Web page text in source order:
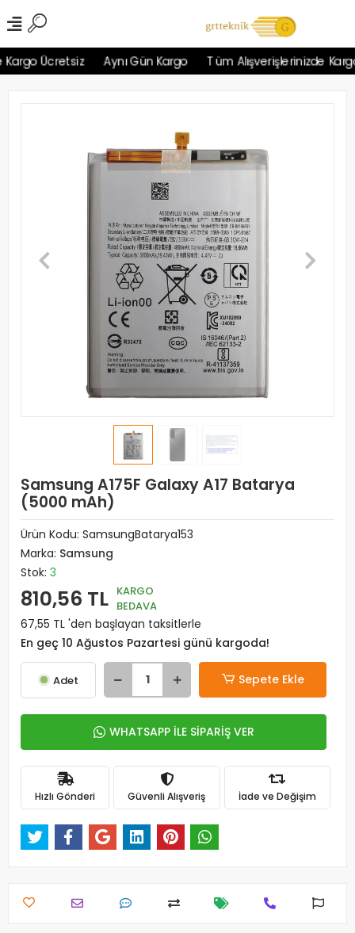
Ücretsiz Aynı Gün Kargo Tüm Alışverişlerinizde Kargo
Samsung A175F Galaxy A17 Batarya
(5000 mAh)
Ürün Kodu: SamsungBatarya153
Marka: Samsung
Stok: 3
810,56 TL KARGO
BEDAVA
67,55 TL 'den başlayan taksitlerle
En geç 10 Ağustos Pazartesi günü kargoda!
Adet Sepete Ekle
WHATSAPP İLE SİPARİŞ VER
Hızlı Gönderi Güvenli Alışveriş İade ve Değişim